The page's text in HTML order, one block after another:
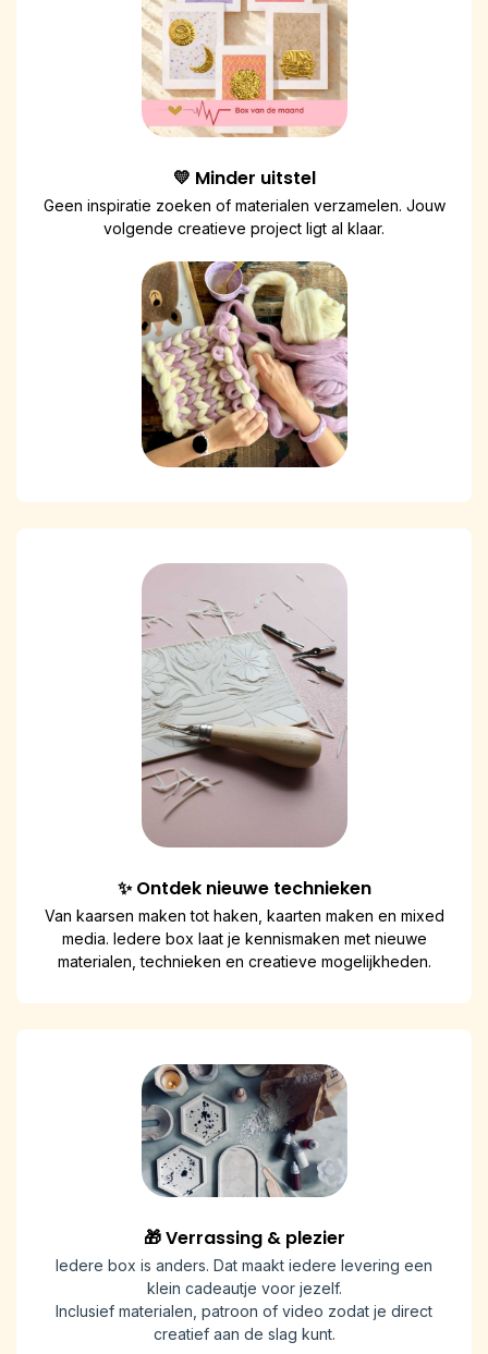
💛 Minder uitstel
Geen inspiratie zoeken of materialen verzamelen. Jouw
volgende creatieve project ligt al klaar.
✨ Ontdek nieuwe technieken
Van kaarsen maken tot haken, kaarten maken en mixed
media. Iedere box laat je kennismaken met nieuwe
materialen, technieken en creatieve mogelijkheden.
🎁 Verrassing & plezier
Iedere box is anders. Dat maakt iedere levering een
klein cadeautje voor jezelf.
Inclusief materialen, patroon of video zodat je direct
creatief aan de slag kunt.